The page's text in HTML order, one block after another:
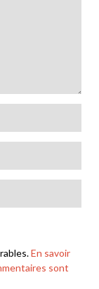
En savoir
sont